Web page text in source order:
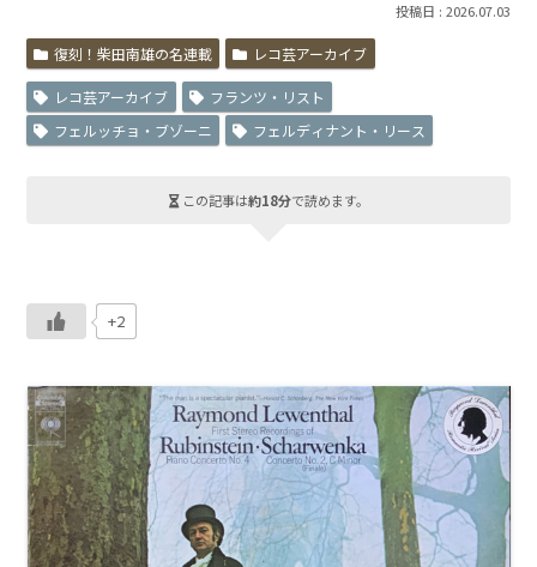
2026.07.03
復刻！柴田南雄の名連載 レコ芸アーカイブ
レコ芸アーカイブ
フランツ・リスト
フェルッチョ・ブゾーニ
フェルディナント・リース
この記事は約18分で読めます。
+2